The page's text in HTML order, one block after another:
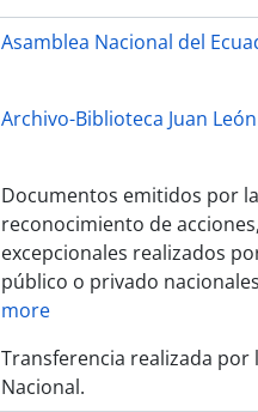
Asamblea Nacional del
Archivo-Biblioteca Juan
Documentos emitidos por
reconocimiento de
excepcionales realizados
público o privado
more
Transferencia realizada por
Nacional.